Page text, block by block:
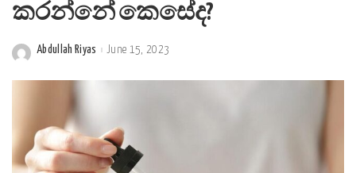
කරන්නේ කෙසේද?
Posted
Abdullah Riyas June 15, 2023